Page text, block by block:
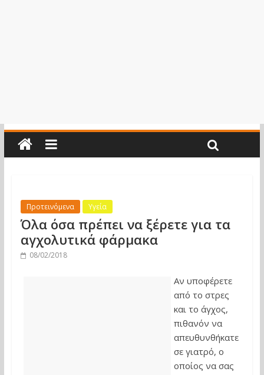
Προτεινόμενα Υγεία
Όλα όσα πρέπει να ξέρετε για τα
αγχολυτικά φάρμακα
08/02/2018
Αν υποφέρετε
από το στρες
και το άγχος,
πιθανόν να
απευθυνθήκατε
σε γιατρό, ο
οποίος να σας